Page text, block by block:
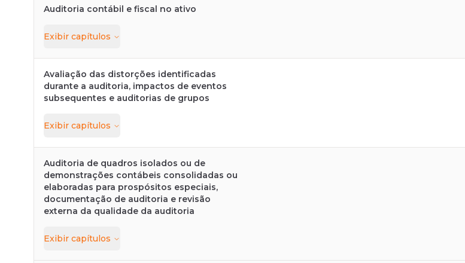
Auditoria contábil e fiscal no ativo
Exibir capítulos
Avaliação das distorções identificadas
durante a auditoria, impactos de eventos
subsequentes e auditorias de grupos
Exibir capítulos
Auditoria de quadros isolados ou de
demonstrações contábeis consolidadas ou
elaboradas para prospósitos especiais,
documentação de auditoria e revisão
externa da qualidade da auditoria
Exibir capítulos